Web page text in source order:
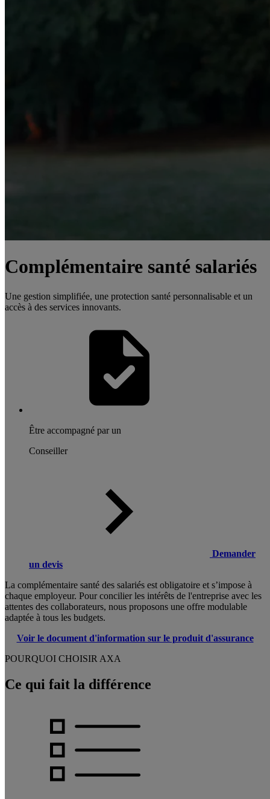
Complémentaire santé salariés
Une gestion simplifiée, une protection santé personnalisable et un
accès à des services innovants.
Être accompagné par un
Conseiller
Demander
un devis
La complémentaire santé des salariés est obligatoire et s’impose à
chaque employeur. Pour concilier les intérêts de l'entreprise avec les
attentes des collaborateurs, nous proposons une offre modulable
adaptée à tous les budgets.
Voir le document d'information sur le produit d'assurance
POURQUOI CHOISIR AXA
Ce qui fait la différence